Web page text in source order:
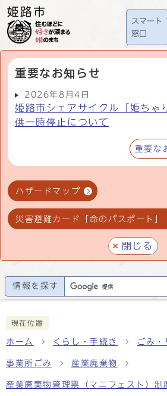
スマート
窓口
重要なお知らせ
2026年8月4日
姫路市シェアサイクル「姫ちゃ
供一時停止について
重要な
ハザードマップ
災害避難カード「命のパスポート」
閉じる
情報を探す
現在位置
ホーム くらし・手続き ごみ・
事業所ごみ 産業廃棄物
産業廃棄物管理票（マニフェスト）制